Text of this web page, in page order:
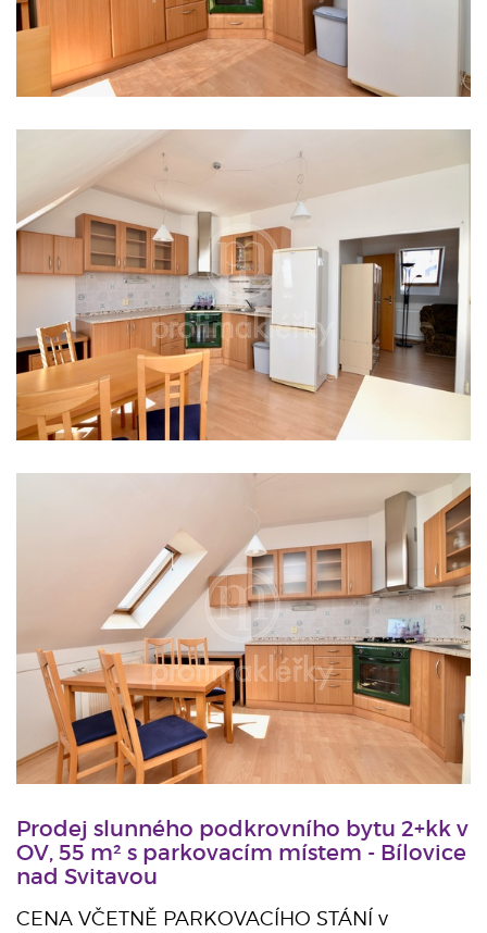
Prodej slunného podkrovního bytu 2+kk v
OV, 55 m² s parkovacím místem - Bílovice
nad Svitavou
CENA VČETNĚ PARKOVACÍHO STÁNÍ v